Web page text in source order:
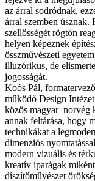
az árral sodródnak,
árral szemben úsznak.
szellősségét rögtön
helyen képeznek
összművészeti
illuzórikus, de
jogosságát.
Koós Pál,
működő Design
közös magyar–norvég
annak feltárása, hogy
technikákat a
dimenziós
modern vizuális és
kreatív iparágak
díszítőművészet